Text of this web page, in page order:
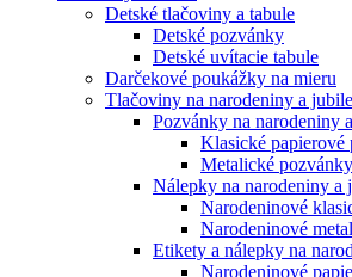
Detské tlačoviny a tabule
Detské pozvánky
Detské uvítacie tabule
Darčekové poukážky na mieru
Tlačoviny na narodeniny a
Pozvánky na narodeniny
Klasické papierové
Metalické
Nálepky na narodeniny a
Narodeninové
Narodeninové
Etikety a nálepky na
Narodeninové